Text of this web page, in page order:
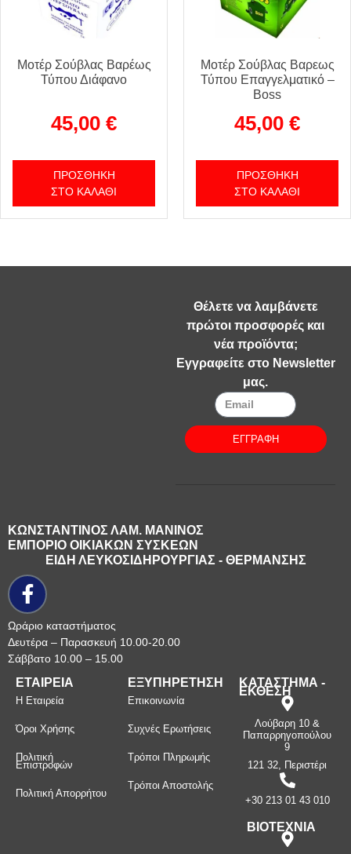
Μοτέρ Σούβλας Βαρέως
Τύπου Διάφανο
45,00 €
ΠΡΟΣΘΉΚΗ
ΣΤΟ ΚΑΛΆΘΙ
Μοτέρ Σούβλας Βαρεως
Τύπου Επαγγελματικό –
Boss
45,00 €
ΠΡΟΣΘΉΚΗ
ΣΤΟ ΚΑΛΆΘΙ
Θέλετε να λαμβάνετε
πρώτοι προσφορές και
νέα προϊόντα;
Εγγραφείτε στο Newsletter
μας.
ΕΓΓΡΑΦΗ
ΚΩΝΣΤΑΝΤΙΝΟΣ ΛΑΜ. ΜΑΝΙΝΟΣ
ΕΜΠΟΡΙΟ ΟΙΚΙΑΚΩΝ ΣΥΣΚΕΩΝ
ΕΙΔΗ ΛΕΥΚΟΣΙΔΗΡΟΥΡΓΙΑΣ - ΘΕΡΜΑΝΣΗΣ
Ωράριο καταστήματος
Δευτέρα – Παρασκευή 10.00-20.00
Σάββατο 10.00 – 15.00
ΕΤΑΙΡΕΙΑ
Η Εταιρεία
Όροι Χρήσης
Πολιτική
Επιστροφών
Πολιτική Απορρήτου
ΕΞΥΠΗΡΕΤΗΣΗ
Επικοινωνία
Συχνές Ερωτήσεις
Τρόποι Πληρωμής
Τρόποι Αποστολής
ΚΑΤΑΣΤΗΜΑ -
ΕΚΘΕΣΗ
Λούβαρη 10 &
Παπαρρηγοπούλου
9
121 32, Περιστέρι
+30 213 01 43 010
ΒΙΟΤΕΧΝΙΑ